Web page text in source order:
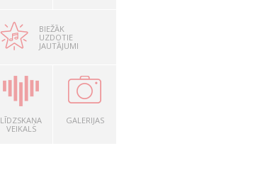
BIEŽĀK
UZDOTIE
JAUTĀJUMI
LĪDZSKAŅA
VEIKALS
GALERIJAS